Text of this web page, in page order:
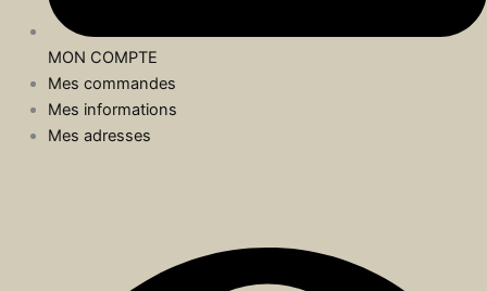
MON COMPTE
Mes commandes
Mes informations
Mes adresses